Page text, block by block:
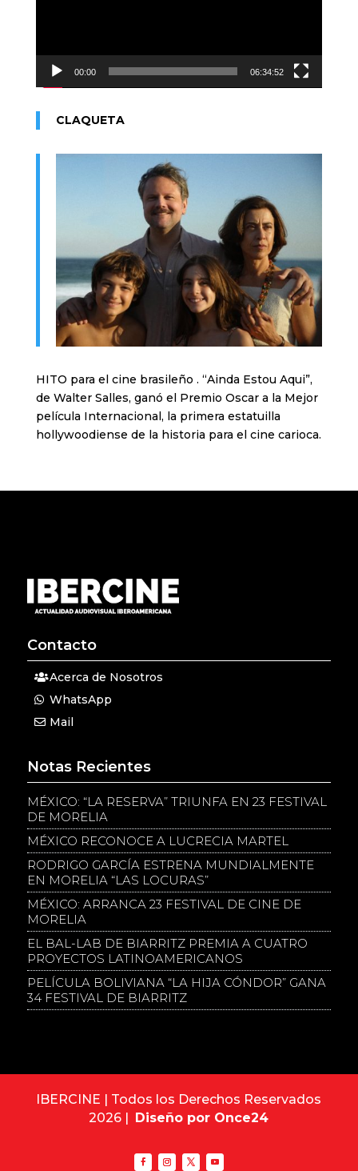
00:00 06:34:52
CLAQUETA
HITO para el cine brasileño . “Ainda Estou Aqui”,
de Walter Salles, ganó el Premio Oscar a la Mejor
película Internacional, la primera estatuilla
hollywoodiense de la historia para el cine carioca.
Contacto
Acerca de Nosotros
WhatsApp
Mail
Notas Recientes
MÉXICO: “LA RESERVA” TRIUNFA EN 23 FESTIVAL
DE MORELIA
MÉXICO RECONOCE A LUCRECIA MARTEL
RODRIGO GARCÍA ESTRENA MUNDIALMENTE
EN MORELIA “LAS LOCURAS”
MÉXICO: ARRANCA 23 FESTIVAL DE CINE DE
MORELIA
EL BAL-LAB DE BIARRITZ PREMIA A CUATRO
PROYECTOS LATINOAMERICANOS
PELÍCULA BOLIVIANA “LA HIJA CÓNDOR” GANA
34 FESTIVAL DE BIARRITZ
IBERCINE | Todos los Derechos Reservados
2026 | Diseño por Once24